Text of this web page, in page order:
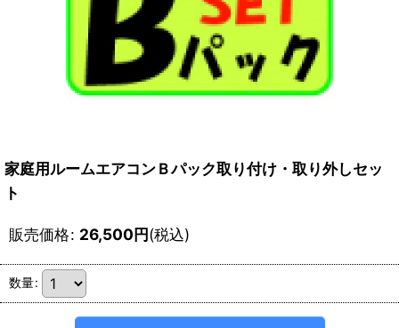
家庭用ルームエアコンＢパック取り付け・取り外しセッ
ト
販売価格: 26,500円(税込)
数量: